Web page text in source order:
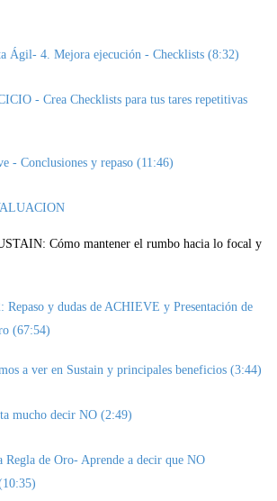
Ágil- 4. Mejora ejecución - Checklists (8:32)
- Crea Checklists para tus tares repetitivas
- Conclusiones y repaso (11:46)
Cómo mantener el rumbo hacia lo focal y
Repaso y dudas de ACHIEVE y Presentación de
(67:54)
a ver en Sustain y principales beneficios (3:44)
mucho decir NO (2:49)
Regla de Oro- Aprende a decir que NO